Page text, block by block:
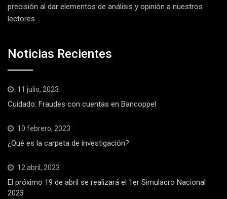
precisión al dar elementos de análisis y opinión a nuestros
lectores
Noticias Recientes
11 julio, 2023
Cuidado: Fraudes con cuentas en Bancoppel
10 febrero, 2023
¿Qué es la carpeta de investigación?
12 abril, 2023
El próximo 19 de abril se realizará el 1er Simulacro Nacional
2023